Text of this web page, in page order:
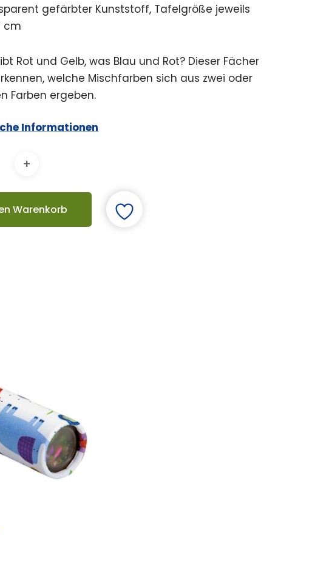
gefärbter Kunststoff, Tafelgröße jeweils
cm
Rot und Gelb, was Blau und Rot? Dieser Fächer
welche Mischfarben sich aus zwei oder
Farben ergeben.
Informationen
Warenkorb